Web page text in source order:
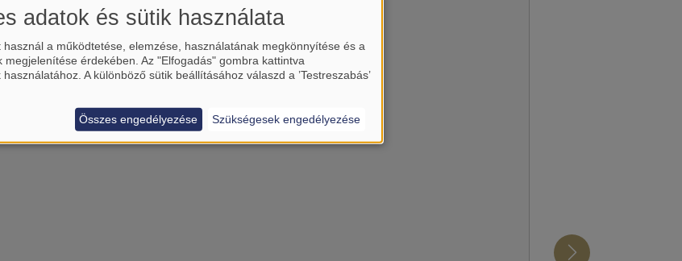
Betölti a(z) YouTubekülső tartalmát?
Manage privacy settings
adatok és sütik használata
használ a működtetése, elemzése, használatának megkönnyítése és a
megjelenítése érdekében. Az "Elfogadás" gombra kattintva
A különböző sütik beállításához válaszd a ’Testreszabás’
Szükségesek engedélyezése
Összes engedélyezése